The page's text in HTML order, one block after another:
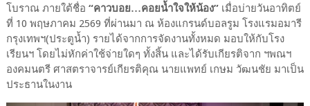
โบราณ ภายใต้ชื่อ “คาวบอย…คอยน้ำใจให้น้อง”เมื่อบ่ายวันอาทิตย์
ที่ 10 พฤษภาคม 2569 ที่ผ่านมา ณ ห้องแกรนด์บอลรูม โรงแรมอมารี
กรุงเทพฯ(ประตูน้ำ) รายได้จากการจัดงานทั้งหมด มอบให้กับโรง
เรียนฯ โดยไม่หักค่าใช้จ่ายใดๆ ทั้งสิ้น และได้รับเกียรติจาก ฯพณฯ
องคมนตรี ศาสตราจารย์เกียรติคุณ นายแพทย์ เกษม วัฒนชัย มาเป็น
ประธานในงาน